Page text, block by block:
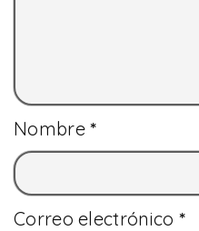
Nombre*
Correo electrónico *